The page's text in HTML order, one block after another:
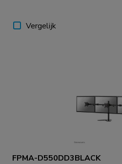
Vergelijk
FPMA-D550DD3BLACK